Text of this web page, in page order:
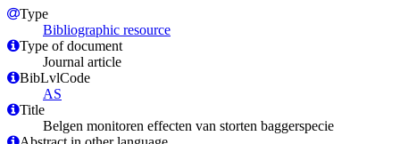
Type
Bibliographic resource
Type of document
Journal article
BibLvlCode
AS
Title
Belgen monitoren effecten van storten baggerspecie